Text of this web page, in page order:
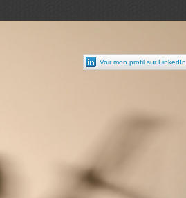
Voir mon profil sur LinkedIn